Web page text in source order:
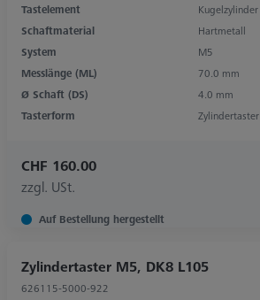
Tastelement
Kugelzylinder
Schaftmaterial
Hartmetall
System
M5
Messlänge (ML)
70.0 mm
Ø Schaft (DS)
4.0 mm
Tasterform
Zylindertaster
CHF 160.00
zzgl. USt.
Auf Bestellung hergestellt
Zylindertaster M5, DK8 L105
626115-5000-922